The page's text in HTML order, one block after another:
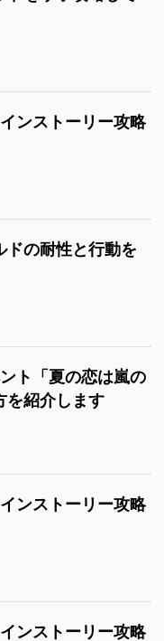
ンストーリー攻略
ドの耐性と行動を
ト「夏の恋は嵐の
を紹介します
ンストーリー攻略
ンストーリー攻略